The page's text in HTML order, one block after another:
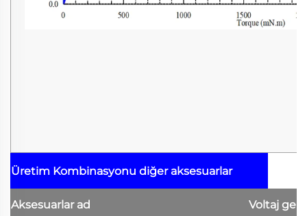
Üretim Kombinasyonu diğer aksesuarlar
Aksesuarlar ad Voltaj